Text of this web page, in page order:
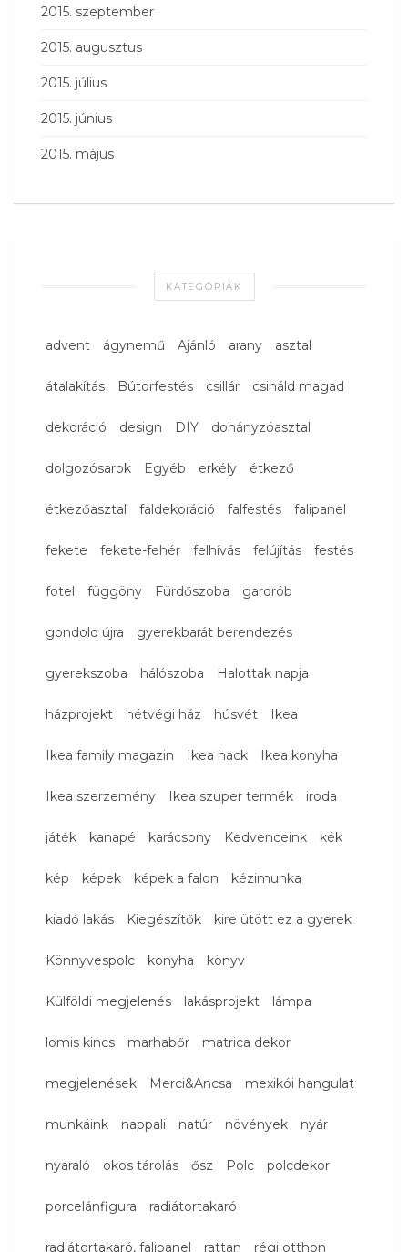
2015. szeptember
2015. augusztus
2015. július
2015. június
2015. május
KATEGÓRIÁK
advent ágynemű Ajánló arany asztal
átalakítás Bútorfestés csillár csináld magad
dekoráció design DIY dohányzóasztal
dolgozósarok Egyéb erkély étkező
étkezőasztal faldekoráció falfestés falipanel
fekete fekete-fehér felhívás felújítás festés
fotel függöny Fürdőszoba gardrób
gondold újra gyerekbarát berendezés
gyerekszoba hálószoba Halottak napja
házprojekt hétvégi ház húsvét Ikea
Ikea family magazin Ikea hack Ikea konyha
Ikea szerzemény Ikea szuper termék iroda
játék kanapé karácsony Kedvenceink kék
kép képek képek a falon kézimunka
kiadó lakás Kiegészítők kire ütött ez a gyerek
Könnyvespolc konyha könyv
Külföldi megjelenés lakásprojekt lámpa
lomis kincs marhabőr matrica dekor
megjelenések Merci&Ancsa mexikói hangulat
munkáink nappali natúr növények nyár
nyaraló okos tárolás ősz Polc polcdekor
porcelánfigura radiátortakaró
radiátortakaró, falipanel rattan régi otthon